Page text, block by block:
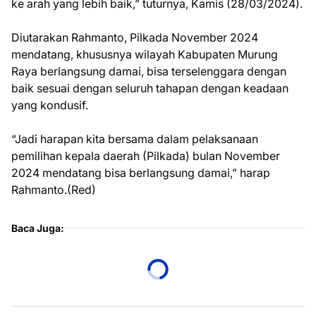
ke arah yang lebih baik,” tuturnya, Kamis (28/03/2024).
Diutarakan Rahmanto, Pilkada November 2024
mendatang, khususnya wilayah Kabupaten Murung
Raya berlangsung damai, bisa terselenggara dengan
baik sesuai dengan seluruh tahapan dengan keadaan
yang kondusif.
“Jadi harapan kita bersama dalam pelaksanaan
pemilihan kepala daerah (Pilkada) bulan November
2024 mendatang bisa berlangsung damai,” harap
Rahmanto.(Red)
Baca Juga: